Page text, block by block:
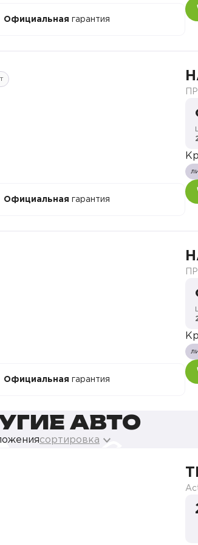
Официальная гарантия
Официальная гарантия
Официальная гарантия
АВТО
сортировка